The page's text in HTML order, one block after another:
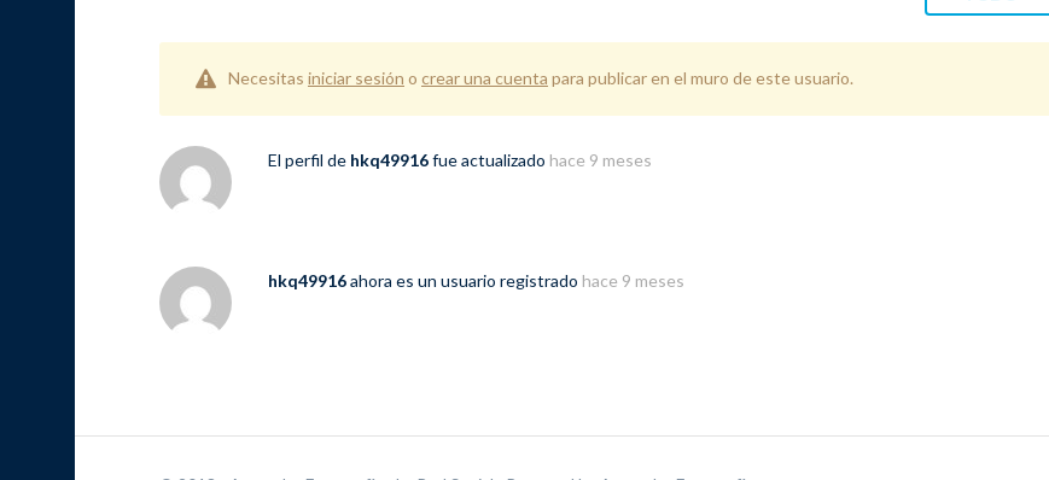
Necesitas iniciar sesión o crear una cuenta para publicar en el muro de este usuario.
El perfil de hkq49916fue actualizado hace 9 meses
hkq49916ahora es un usuario registrado hace 9 meses